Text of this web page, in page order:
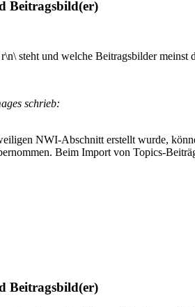
Beitragsbild(er)
steht und welche Beitragsbilder meinst
schrieb:
NWI-Abschnitt erstellt wurde,
Beim Import von Topics-
Beitragsbild(er)